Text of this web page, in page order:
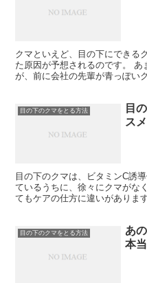
クマといえど、目の下にできる
た原因が予想されるのです。
が、前に会社の先輩が青っぽい
目の下のクマをとる方法
目
ス
目の下のクマは、ビタミンC誘
ているうちに、徐々にクマがな
てもケアの仕方に違いがありま
目の下のクマをとる方法
あ
本